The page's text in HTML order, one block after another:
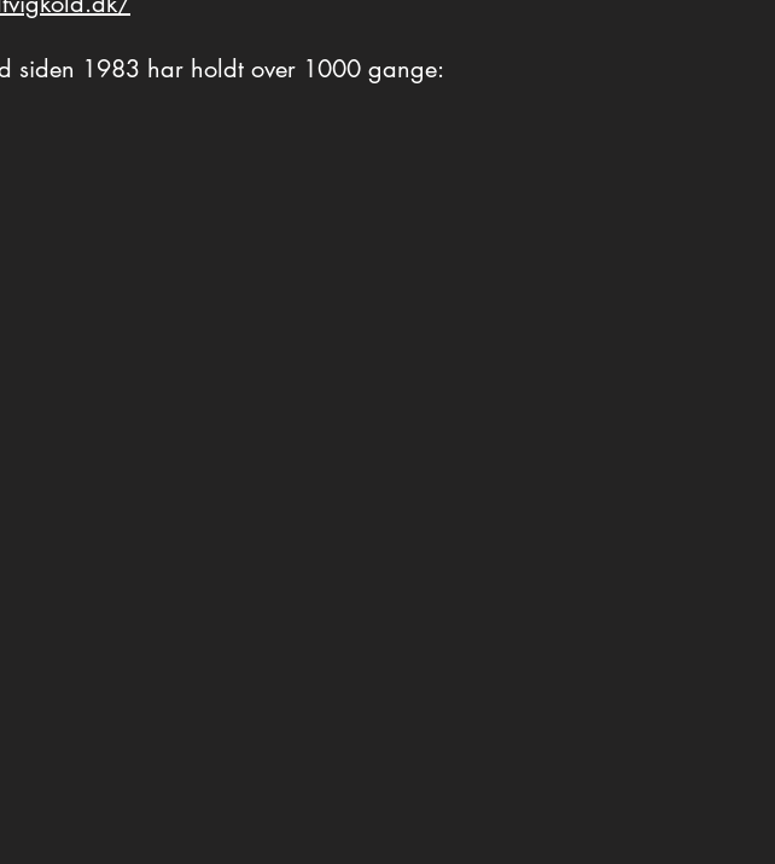
siden 1983 har holdt over 1000 gange: